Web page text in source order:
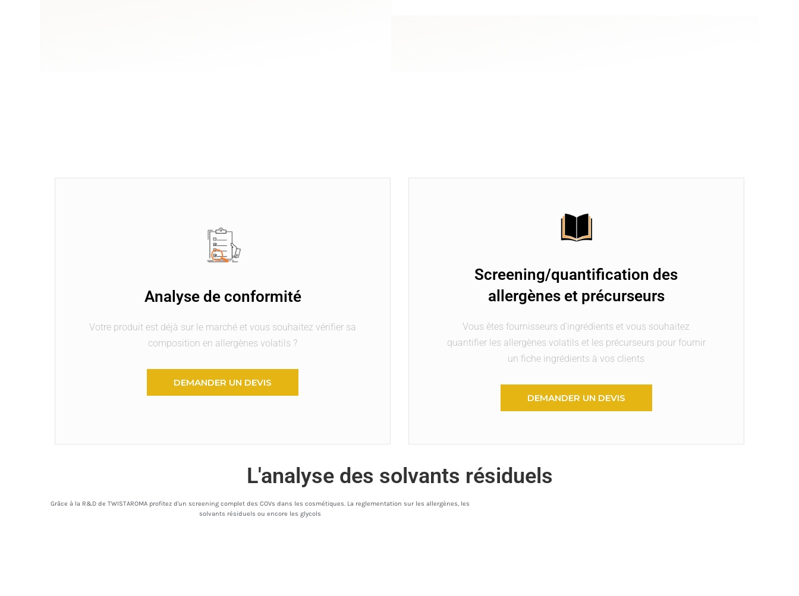
Analyse de conformité
Votre produit est déjà sur le marché et vous souhaitez vérifier sa
composition en allergènes volatils ?
DEMANDER UN DEVIS
Screening/quantification des
allergènes et précurseurs
Vous êtes fournisseurs d'ingrédients et vous souhaitez
quantifier les allergènes volatils et les précurseurs pour fournir
un fiche ingrédients à vos clients
DEMANDER UN DEVIS
L'analyse des solvants résiduels
Grâce à la R&D de TWISTAROMA profitez d'un screening complet des COVs dans les cosmétiques. La reglementation sur les allergènes, les
solvants résiduels ou encore les glycols